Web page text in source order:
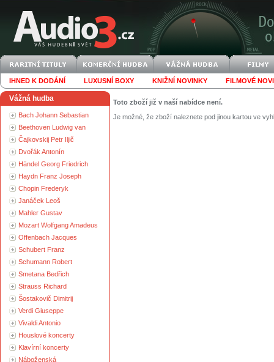
IHNED K DODÁNÍ LUXUSNÍ BOXY KNIŽNÍ NOVINKY FILMOVÉ
Vážná hudba
Bach Johann Sebastian
Beethoven Ludwig van
Čajkovskij Petr Iljič
Dvořák Antonín
Händel Georg Friedrich
Haydn Franz Joseph
Chopin Frederyk
Janáček Leoš
Mahler Gustav
Mozart Wolfgang Amadeus
Offenbach Jacques
Schubert Franz
Schumann Robert
Smetana Bedřich
Strauss Richard
Šostakovič Dimitrij
Verdi Giuseppe
Vivaldi Antonio
Houslové koncerty
Klavírní koncerty
Náboženská
Toto zboží již v naší nabídce není.
Je možné, že zboží naleznete pod jinou kartou ve